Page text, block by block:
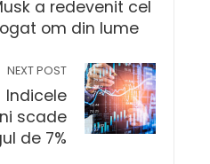
a redevenit cel
om din lume
NEXT POST
Indicele
scade
de 7%